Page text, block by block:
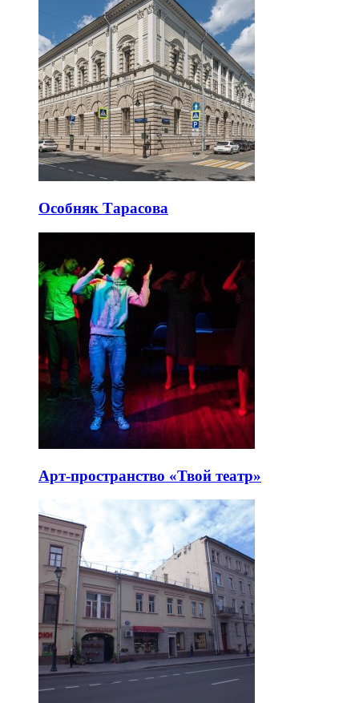
Особняк Тарасова
Арт-пространство «Твой театр»